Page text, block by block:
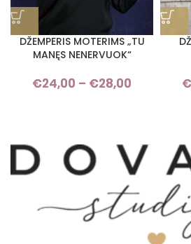
DŽEMPERIS MOTERIMS „TU
MANĘS NENERVUOK“
€24,00 – €28,00
Price
€